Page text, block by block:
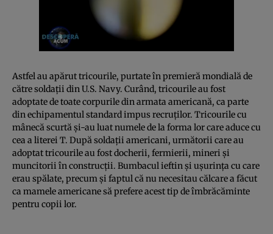
Astfel au apărut tricourile, purtate în premieră mondială de
către soldaţii din U.S. Navy. Curând, tricourile au fost
adoptate de toate corpurile din armata americană, ca parte
din echipamentul standard impus recruţilor. Tricourile cu
mânecă scurtă şi-au luat numele de la forma lor care aduce cu
cea a literei T. După soldaţii americani, următorii care au
adoptat tricourile au fost docherii, fermierii, mineri şi
muncitorii în construcţii. Bumbacul ieftin şi uşurinţa cu care
erau spălate, precum şi faptul că nu necesitau călcare a făcut
ca mamele americane să prefere acest tip de îmbrăcăminte
pentru copii lor.